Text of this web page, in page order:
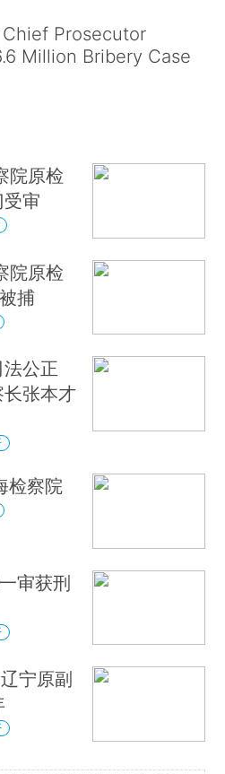
Chief Prosecutor
Million Bribery Case
院原检
审
院原检
捕
公正
张本才
检察院
审获刑
宁原副